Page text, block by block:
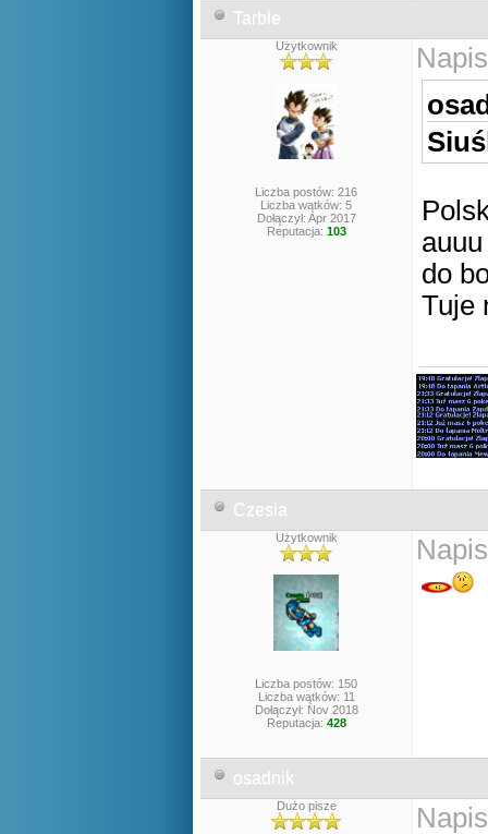
Tarble
Użytkownik
Liczba postów: 216
Liczba wątków: 5
Dołączył: Apr 2017
Reputacja: 103
do
Tuje
Czesia
Użytkownik
Liczba postów: 150
Liczba wątków: 11
Dołączył: Nov 2018
Reputacja: 428
osadnik
Dużo pisze